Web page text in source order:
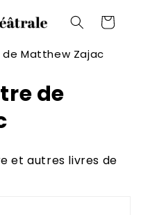
Panier
Matthew Zajac
de
et autres livres de